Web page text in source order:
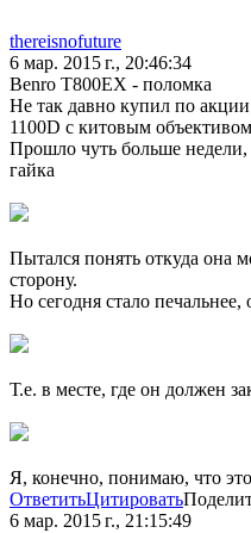
thereisnofuture
6 мар. 2015 г., 20:46:34
Benro T800EX - поломка
Не так давно купил по
1100D с китовым
Прошло чуть больше недели,
гайка
Пытался понять откуда она
сторону.
Но сегодня стало
Т.е. в месте, где он должен
Я, конечно, понимаю, что
ОтветитьЦитировать
6 мар. 2015 г., 21:15:49